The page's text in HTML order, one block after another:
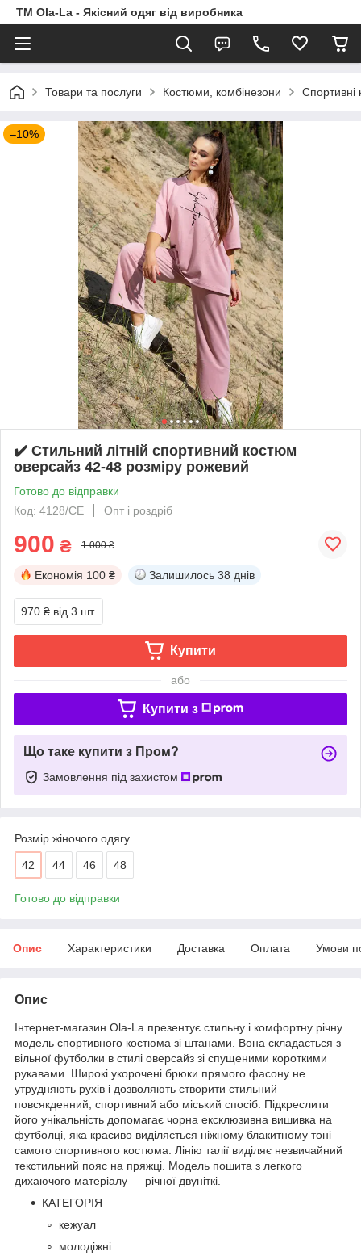
TM Ola-La - Якісний одяг від виробника
Товари та послуги Костюми, комбінезони Спортивні
–10%
✔️ Стильний літній спортивний костюм
оверсайз 42-48 розміру рожевий
Готово до відправки
Код: 4128/СЕ
Опт і роздріб
900 ₴ 1 000 ₴
Економія 100 ₴ Залишилось 38 днів
970 ₴ від 3 шт.
Купити
або
Купити з
Що таке купити з Пром?
Замовлення під захистом
Розмір жіночого одягу
42 44 46 48
Готово до відправки
Опис Характеристики Доставка Оплата Умови
Опис
Інтернет-магазин Ola-La презентує стильну і комфортну річну
модель спортивного костюма зі штанами. Вона складається з
вільної футболки в стилі оверсайз зі спущеними короткими
рукавами. Широкі укорочені брюки прямого фасону не
утрудняють рухів і дозволяють створити стильний
повсякденний, спортивний або міський спосіб. Підкреслити
його унікальність допомагає чорна ексклюзивна вишивка на
футболці, яка красиво виділяється ніжному блакитному тоні
самого спортивного костюма. Лінію талії виділяє незвичайний
текстильний пояс на пряжці. Модель пошита з легкого
дихаючого матеріалу — річної двуніткі.
КАТЕГОРІЯ
кежуал
молодіжні